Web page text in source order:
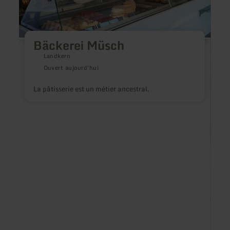
Bäckerei Müsch
Landkern
Ouvert aujourd'hui
La pâtisserie est un métier ancestral.